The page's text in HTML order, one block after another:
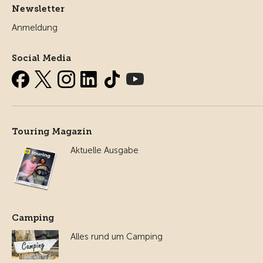
Newsletter
Anmeldung
Social Media
Touring Magazin
Aktuelle Ausgabe
Camping
Alles rund um Camping